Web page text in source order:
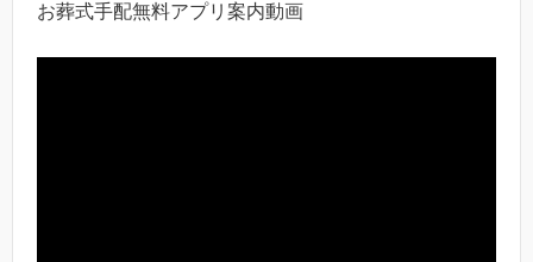
お葬式手配無料アプリ案内動画